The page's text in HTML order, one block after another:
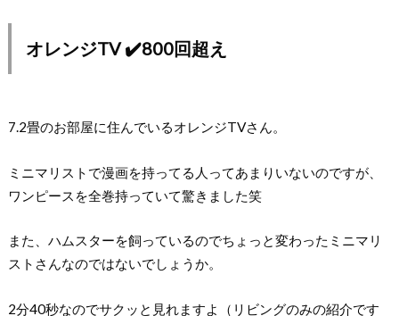
オレンジTV ✔️800回超え
7.2畳のお部屋に住んでいるオレンジTVさん。
ミニマリストで漫画を持ってる人ってあまりいないのですが、
ワンピースを全巻持っていて驚きました笑
また、ハムスターを飼っているのでちょっと変わったミニマリ
ストさんなのではないでしょうか。
2分40秒なのでサクッと見れますよ（リビングのみの紹介です